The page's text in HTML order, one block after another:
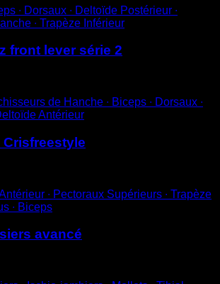
∙ Dorsaux ∙ Deltoïde Postérieur ∙
∙ Trapèze Inférieur
front lever série 2
de Hanche ∙ Biceps ∙ Dorsaux ∙
Antérieur
∙ Pectoraux Supérieurs ∙ Trapèze
∙ Biceps
avancé